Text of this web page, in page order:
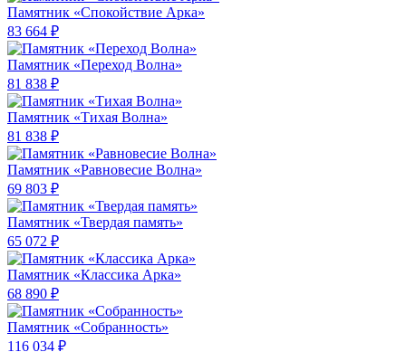
Памятник «Спокойствие Арка»
83 664 ₽
Памятник «Переход Волна»
81 838 ₽
Памятник «Тихая Волна»
81 838 ₽
Памятник «Равновесие Волна»
69 803 ₽
Памятник «Твердая память»
65 072 ₽
Памятник «Классика Арка»
68 890 ₽
Памятник «Собранность»
116 034 ₽